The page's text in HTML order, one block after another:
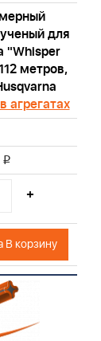
для
"Whisper
метров,
агрегатах
i
+
В корзину